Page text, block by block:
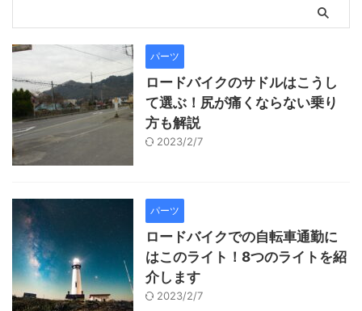
パーツ
ロードバイクのサドルはこうし
て選ぶ！尻が痛くならない乗り
方も解説
2023/2/7
パーツ
ロードバイクでの自転車通勤に
はこのライト！8つのライトを紹
介します
2023/2/7